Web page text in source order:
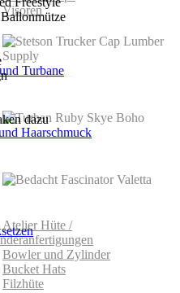
Visoren
Turbane
Haarschmuck
Atelier Hüte /
Bowler und Zylinder
Bucket Hats
Filzhüte
dazu